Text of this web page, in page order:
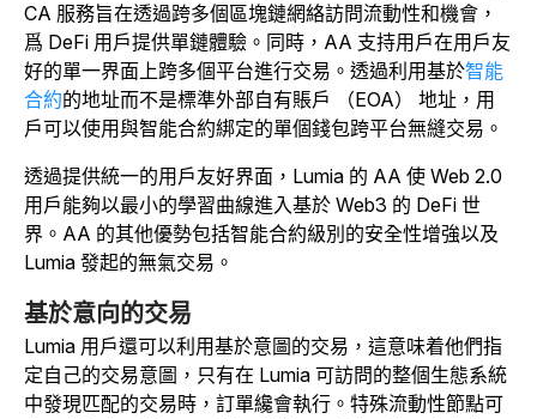
CA 服務旨在透過跨多個區塊鏈網絡訪問流動性和機會，
爲 DeFi 用戶提供單鏈體驗。同時，AA 支持用戶在用戶友
好的單一界面上跨多個平台進行交易。透過利用基於智能
合約的地址而不是標準外部自有賬戶 （EOA） 地址，用
戶可以使用與智能合約綁定的單個錢包跨平台無縫交易。
透過提供統一的用戶友好界面，Lumia 的 AA 使 Web 2.0
用戶能夠以最小的學習曲線進入基於 Web3 的 DeFi 世
界。AA 的其他優勢包括智能合約級別的安全性增強以及
Lumia 發起的無氣交易。
基於意向的交易
Lumia 用戶還可以利用基於意圖的交易，這意味着他們指
定自己的交易意圖，只有在 Lumia 可訪問的整個生態系統
中發現匹配的交易時，訂單纔會執行。特殊流動性節點可